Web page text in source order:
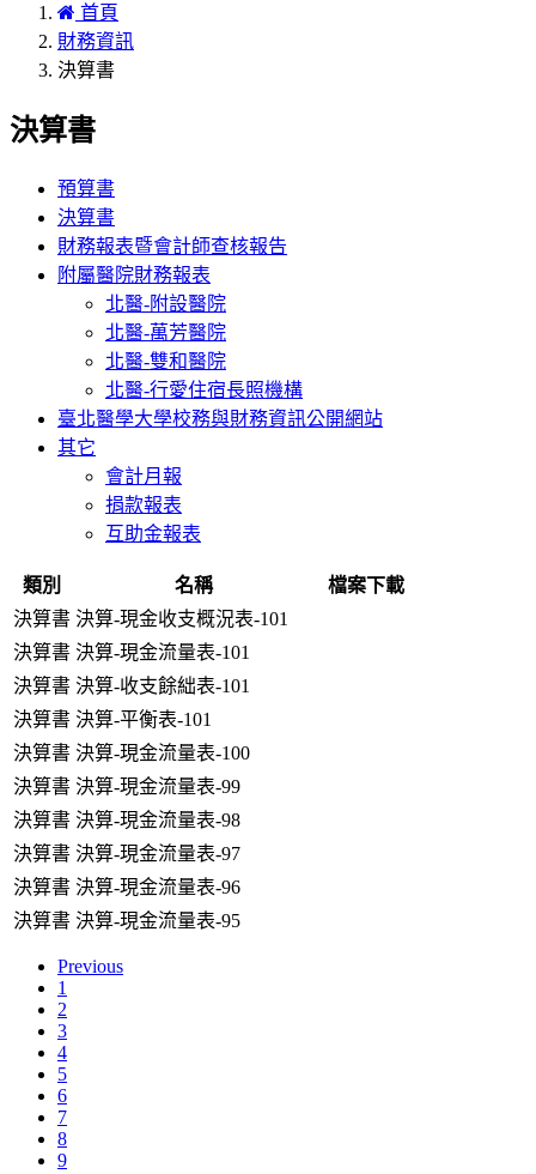
首頁
財務資訊
決算書
決算書
預算書
決算書
財務報表暨會計師查核報告
附屬醫院財務報表
北醫-附設醫院
北醫-萬芳醫院
北醫-雙和醫院
北醫-行愛住宿長照機構
臺北醫學大學校務與財務資訊公開網站
其它
會計月報
捐款報表
互助金報表
類別 名稱
檔案下載
決算書 決算-現金收支概況表-101
決算書 決算-現金流量表-101
決算書 決算-收支餘絀表-101
決算書 決算-平衡表-101
決算書 決算-現金流量表-100
決算書 決算-現金流量表-99
決算書 決算-現金流量表-98
決算書 決算-現金流量表-97
決算書 決算-現金流量表-96
決算書 決算-現金流量表-95
Previous
1
2
3
4
5
6
7
8
9